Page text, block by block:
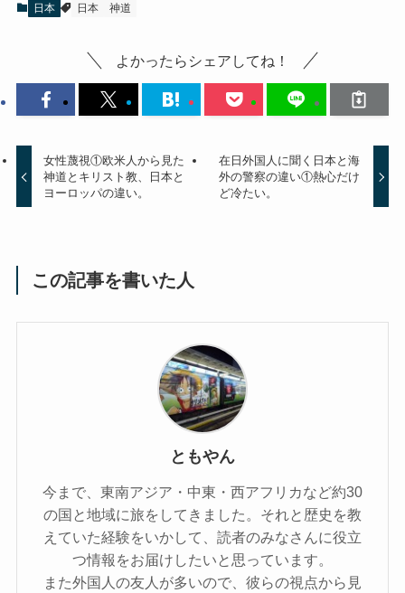
日本 日本 神道
よかったらシェアしてね！
女性蔑視①欧米人から見た
神道とキリスト教、日本と
ヨーロッパの違い。
在日外国人に聞く日本と海
外の警察の違い①熱心だけ
ど冷たい。
この記事を書いた人
ともやん
今まで、東南アジア・中東・西アフリカなど約30
の国と地域に旅をしてきました。それと歴史を教
えていた経験をいかして、読者のみなさんに役立
つ情報をお届けしたいと思っています。
また外国人の友人が多いので、彼らの視点から見